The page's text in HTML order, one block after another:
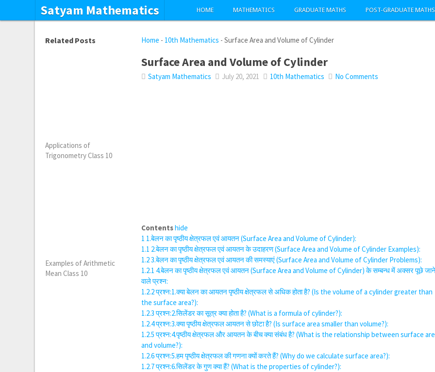
Satyam Mathematics HOME MATHEMATICS GRADUATE MATHS POST-GRADUATE MATHS
Home - 10th Mathematics -Surface Area and Volume of Cylinder
Surface Area and Volume of Cylinder
Satyam Mathematics July 20, 2021 10th Mathematics No Comments
Contentshide
1 1.बेलन का पृष्ठीय क्षेत्रफल एवं आयतन (Surface Area and Volume of Cylinder):
1.1 2.बेलन का पृष्ठीय क्षेत्रफल एवं आयतन के उदाहरण (Surface Area and Volume of Cylinder Examples):
1.23.बेलन का पृष्ठीय क्षेत्रफल एवं आयतन की समस्याएं (Surface Area and Volume of Cylinder Problems):
1.2.1 4.बेलन का पृष्ठीय क्षेत्रफल एवं आयतन (Surface Area and Volume of Cylinder) के सम्बन्ध में अक्सर पूछे
वाले प्रश्न:
1.2.2प्रश्न:1.क्या बेलन का आयतन पृष्ठीय क्षेत्रफल से अधिक होता है? (Is the volume of a cylinder greater than
the surface area?):
1.2.3 प्रश्न:2.सिलेंडर का सूत्र क्या होता है? (What is a formula of cylinder?):
1.2.4प्रश्न:3.क्या पृष्ठीय क्षेत्रफल आयतन से छोटा है? (Is surface area smaller than volume?):
1.2.5 प्रश्न:4.पृष्ठीय क्षेत्रफल और आयतन के बीच क्या संबंध है? (What is the relationship between surface
and volume?):
1.2.6प्रश्न:5.हम पृष्ठीय क्षेत्रफल की गणना क्यों करते हैं? (Why do we calculate surface area?):
1.2.7प्रश्न:6.सिलेंडर के गुण क्या हैं? (What is the properties of cylinder?):
Related Posts
Applications of
Trigonometry Class 10
Examples of Arithmetic
Mean Class 10